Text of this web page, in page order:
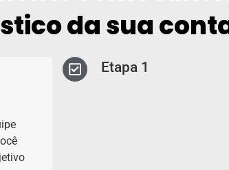
da sua
Etapa 1